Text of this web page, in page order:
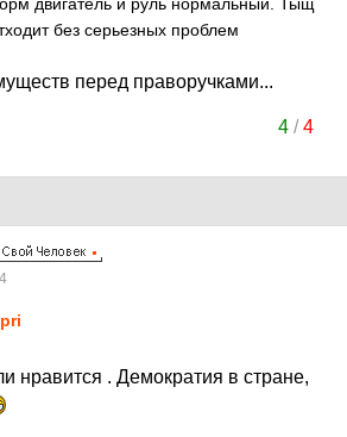
без серьезных проблем
перед праворучками...
4/4
нравится . Демократия в стране,